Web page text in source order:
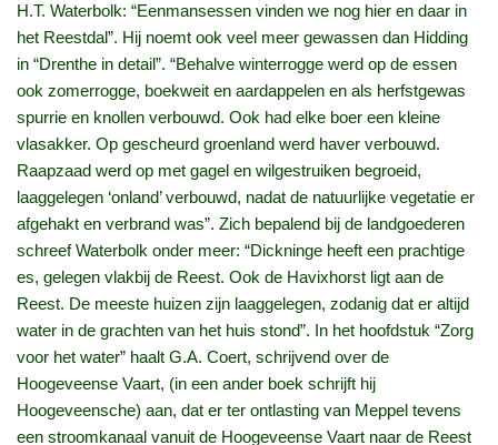
H.T. Waterbolk: “Eenmansessen vinden we nog hier en daar in
het Reestdal”. Hij noemt ook veel meer gewassen dan Hidding
in “Drenthe in detail”. “Behalve winterrogge werd op de essen
ook zomerrogge, boekweit en aardappelen en als herfstgewas
spurrie en knollen verbouwd. Ook had elke boer een kleine
vlasakker. Op gescheurd groenland werd haver verbouwd.
Raapzaad werd op met gagel en wilgestruiken begroeid,
laaggelegen ‘onland’ verbouwd, nadat de natuurlijke vegetatie er
afgehakt en verbrand was”. Zich bepalend bij de landgoederen
schreef Waterbolk onder meer: “Dickninge heeft een prachtige
es, gelegen vlakbij de Reest. Ook de Havixhorst ligt aan de
Reest. De meeste huizen zijn laaggelegen, zodanig dat er altijd
water in de grachten van het huis stond”. In het hoofdstuk “Zorg
voor het water” haalt G.A. Coert, schrijvend over de
Hoogeveense Vaart, (in een ander boek schrijft hij
Hoogeveensche) aan, dat er ter ontlasting van Meppel tevens
een stroomkanaal vanuit de Hoogeveense Vaart naar de Reest